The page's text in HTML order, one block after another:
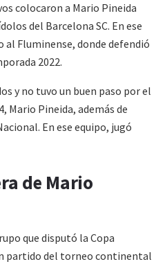
colocaron a Mario Pineida
del Barcelona SC. En ese
al Fluminense, donde defendió
2022.
y no tuvo un buen paso por el
Mario Pineida, además de
En ese equipo, jugó
de Mario
que disputó la Copa
partido del torneo continental